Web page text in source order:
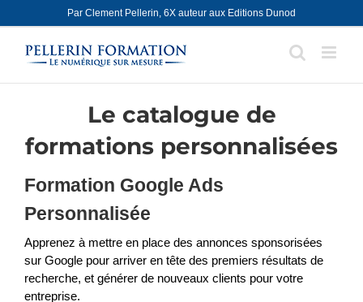
to
content
Par Clement Pellerin, 6X auteur aux Editions Dunod
Le catalogue de
formations personnalisées
Formation Google Ads
Personnalisée
Apprenez à mettre en place des annonces sponsorisées
sur Google pour arriver en tête des premiers résultats de
recherche, et générer de nouveaux clients pour votre
entreprise.